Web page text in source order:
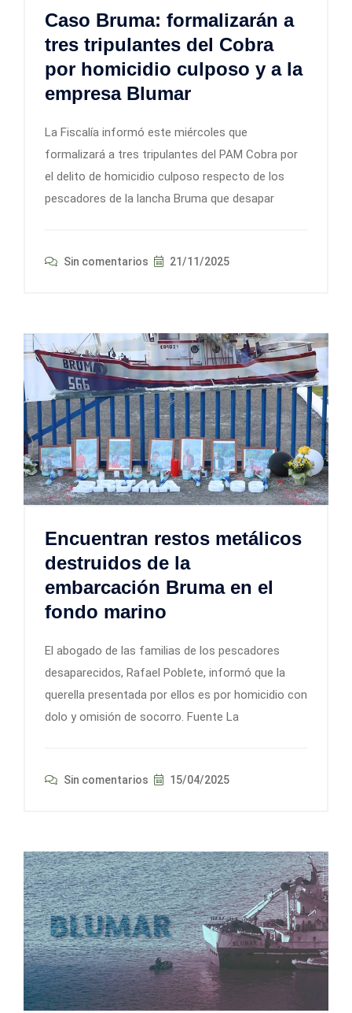
Caso Bruma: formalizarán a
tres tripulantes del Cobra
por homicidio culposo y a la
empresa Blumar
La Fiscalía informó este miércoles que
formalizará a tres tripulantes del PAM Cobra por
el delito de homicidio culposo respecto de los
pescadores de la lancha Bruma que desapar
Sin comentarios 21/11/2025
Encuentran restos metálicos
destruidos de la
embarcación Bruma en el
fondo marino
El abogado de las familias de los pescadores
desaparecidos, Rafael Poblete, informó que la
querella presentada por ellos es por homicidio con
dolo y omisión de socorro. Fuente La
Sin comentarios 15/04/2025